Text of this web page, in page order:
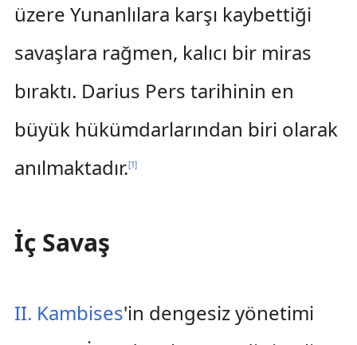
üzere Yunanlılara karşı kaybettiği
savaşlara rağmen, kalıcı bir miras
bıraktı. Darius Pers tarihinin en
büyük hükümdarlarından biri olarak
anılmaktadır.[1]
İç Savaş
II. Kambises'in dengesiz yönetimi